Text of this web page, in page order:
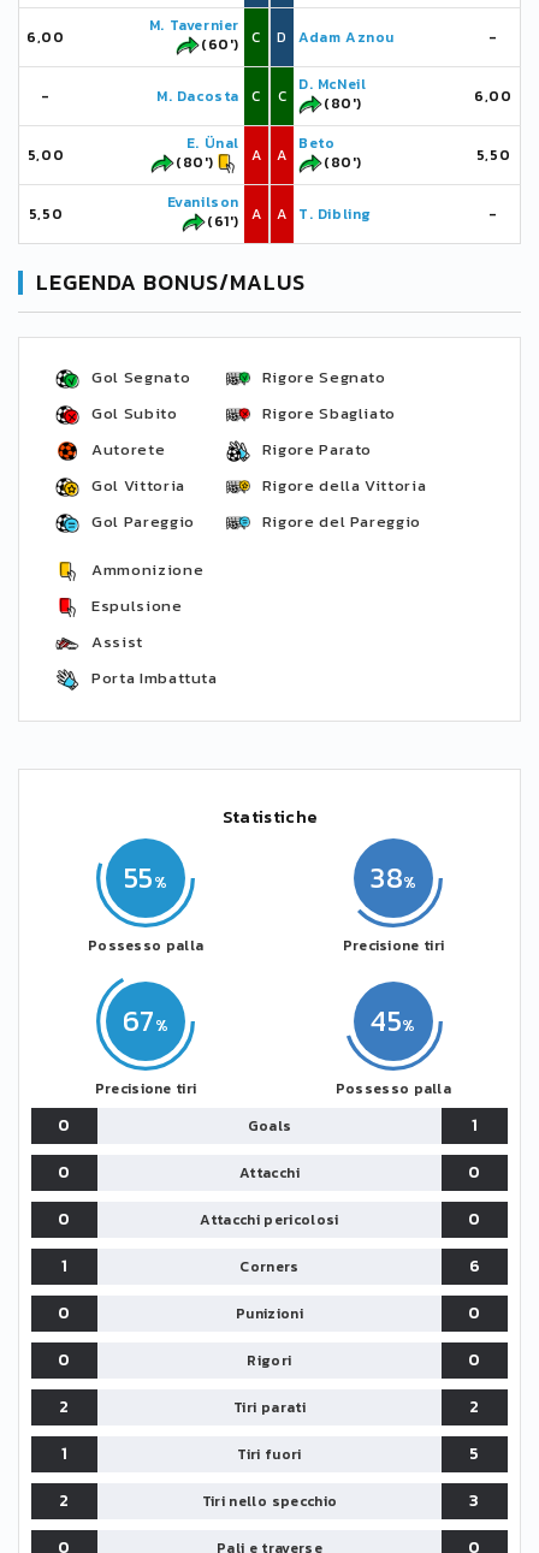
6,00
M. Tavernier
(60')
C
- M. Dacosta C
5,00
E. Ünal
(80')
A
5,50
Evanilson
(61')
A
D Adam Aznou -
C
D. McNeil
(80')
6,00
A
Beto
(80')
5,50
A T. Dibling -
LEGENDA BONUS/MALUS
Gol Segnato
Gol Subito
Autorete
Gol Vittoria
Gol Pareggio
Rigore Segnato
Rigore Sbagliato
Rigore Parato
Rigore della Vittoria
Rigore del Pareggio
Ammonizione
Espulsione
Assist
Porta Imbattuta
Statistiche
55
Possesso palla
67
Precisione tiri
45
Possesso palla
38
Precisione tiri
0 Goals
1
0
Attacchi
0
0
Attacchi pericolosi
0
1
Corners
6
0
Punizioni
0
0
Rigori
0
2
Tiri parati
2
1
Tiri fuori
5
2
Tiri nello specchio
3
0
Pali e traverse 0